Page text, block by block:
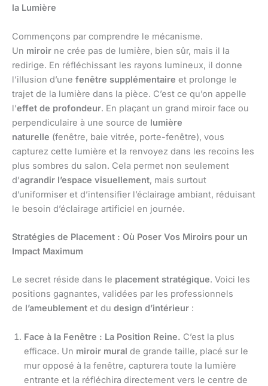
la Lumière
Commençons par comprendre le mécanisme.
Un miroir ne crée pas de lumière, bien sûr, mais il la
redirige. En réfléchissant les rayons lumineux, il donne
l’illusion d’une fenêtre supplémentaire et prolonge le
trajet de la lumière dans la pièce. C’est ce qu’on appelle
l’effet de profondeur. En plaçant un grand miroir face ou
perpendiculaire à une source de lumière
naturelle (fenêtre, baie vitrée, porte-fenêtre), vous
capturez cette lumière et la renvoyez dans les recoins les
plus sombres du salon. Cela permet non seulement
d’agrandir l’espace visuellement, mais surtout
d’uniformiser et d’intensifier l’éclairage ambiant, réduisant
le besoin d’éclairage artificiel en journée.
Stratégies de Placement : Où Poser Vos Miroirs pour un
Impact Maximum
Le secret réside dans le placement stratégique. Voici les
positions gagnantes, validées par les professionnels
de l’ameublement et du design d’intérieur :
Face à la Fenêtre : La Position Reine. C’est la plus
efficace. Un miroir mural de grande taille, placé sur le
mur opposé à la fenêtre, capturera toute la lumière
entrante et la réfléchira directement vers le centre de